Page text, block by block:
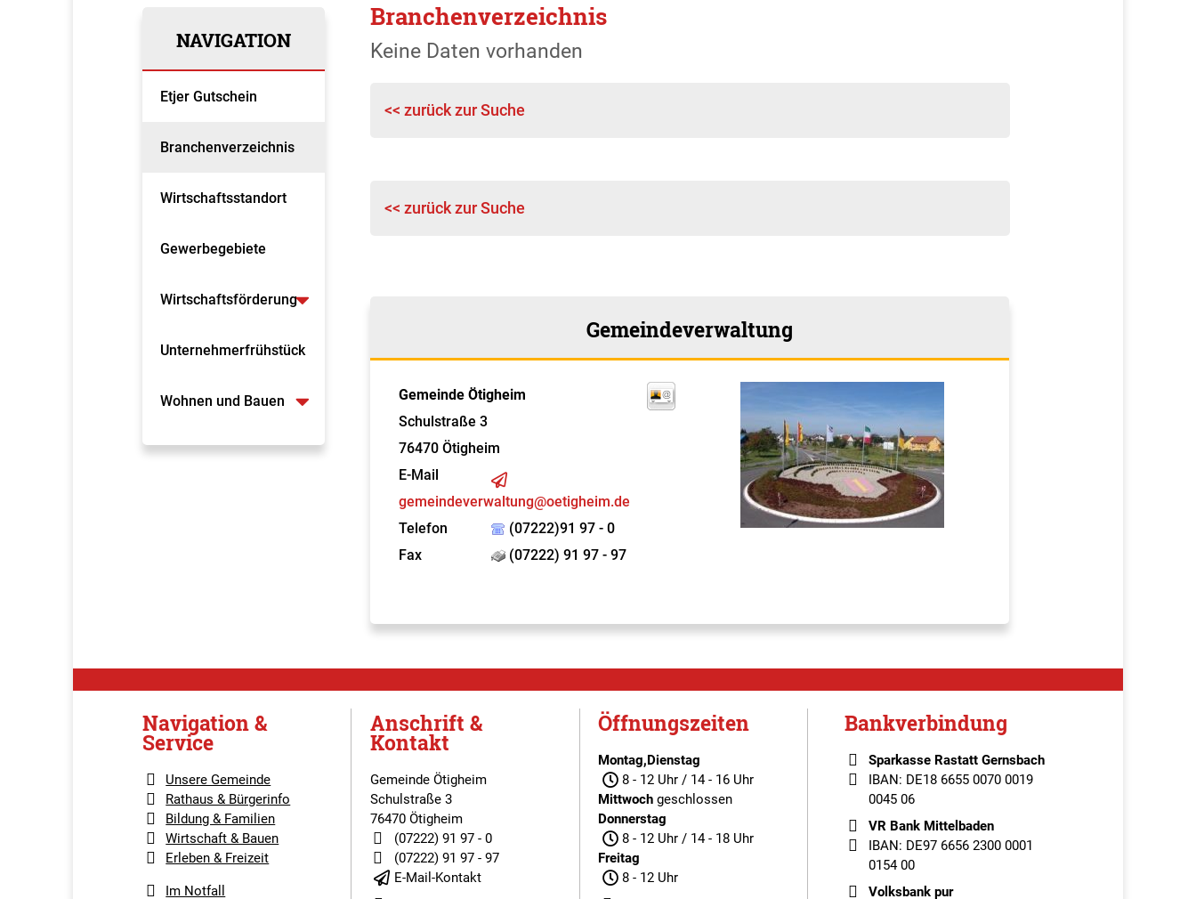
NAVIGATION
Etjer Gutschein
Branchenverzeichnis
Wirtschaftsstandort
Gewerbegebiete
Wirtschaftsförderung
Unternehmerfrühstück
Wohnen und Bauen
Branchenverzeichnis
Keine Daten vorhanden
<< zurück zur Suche
<< zurück zur Suche
Gemeindeverwaltung
Gemeinde Ötigheim
Schulstraße 3
76470 Ötigheim
E-Mail
gemeindeverwaltung@oetigheim.de
Telefon
(07222)91 97 - 0
Fax
(07222) 91 97 - 97
Navigation &
Service
Unsere Gemeinde
Rathaus & Bürgerinfo
Bildung & Familien
Wirtschaft & Bauen
Erleben & Freizeit
Im Notfall
Anschrift &
Kontakt
Gemeinde Ötigheim
Schulstraße 3
76470 Ötigheim
(07222) 91 97 - 0
(07222) 91 97 - 97
E-Mail-Kontakt
Öffnungszeiten
Montag,Dienstag
8 - 12 Uhr / 14 - 16 Uhr
Mittwoch geschlossen
Donnerstag
8 - 12 Uhr / 14 - 18 Uhr
Freitag
8 - 12 Uhr
Bankverbindung
Sparkasse Rastatt Gernsbach
IBAN: DE18 6655 0070 0019
0045 06
VR Bank Mittelbaden
IBAN: DE97 6656 2300 0001
0154 00
Volksbank pur